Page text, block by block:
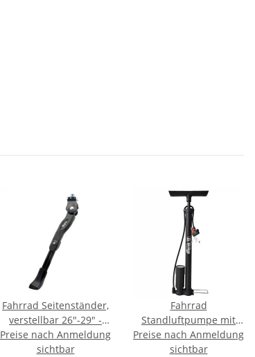
Fahrrad Seitenständer,
verstellbar 26"-29" -
Premium -
Preise nach Anmeldung
sichtbar
Fahrrad
Standluftpumpe mit
Manometer
Preise nach Anmeldung
sichtbar